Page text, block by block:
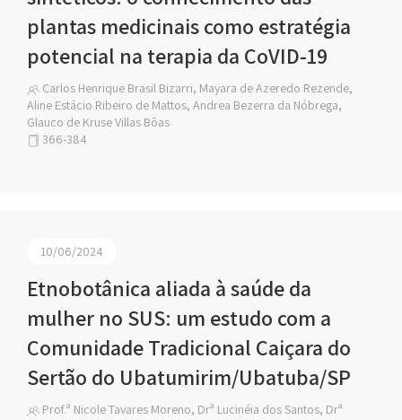
plantas medicinais como estratégia
potencial na terapia da CoVID-19
Carlos Henrique Brasil Bizarri, Mayara de Azeredo Rezende,
Aline Estácio Ribeiro de Mattos, Andrea Bezerra da Nóbrega,
Glauco de Kruse Villas Bôas
366-384
10/06/2024
Etnobotânica aliada à saúde da
mulher no SUS: um estudo com a
Comunidade Tradicional Caiçara do
Sertão do Ubatumirim/Ubatuba/SP
Prof.ª Nicole Tavares Moreno, Drª Lucinéia dos Santos, Drª